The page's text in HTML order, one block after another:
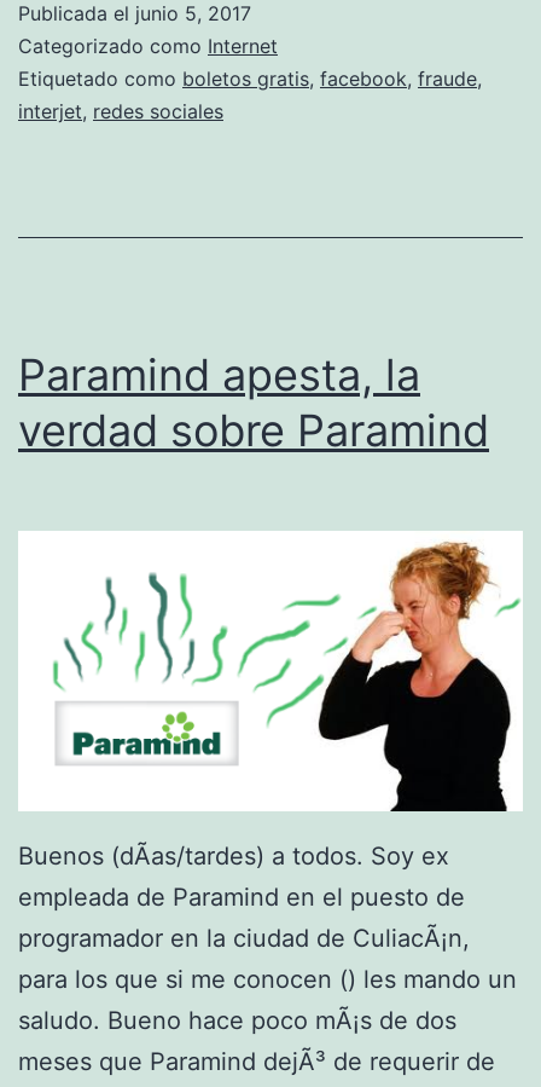
e
t
o
r
i
e
i
n
t
r
j
t
(
F
r
a
u
d
Publicada el junio 5, 2017
Categorizado como Internet
Etiquetado como boletos gratis, facebook, fraude,
interjet, redes sociales
Paramind apesta, la
verdad sobre Paramind
Buenos (dÃ­as/tardes) a todos. Soy ex
empleada de Paramind en el puesto de
programador en la ciudad de CuliacÃ¡n,
para los que si me conocen () les mando un
saludo. Bueno hace poco mÃ¡s de dos
meses que Paramind dejÃ³ de requerir de